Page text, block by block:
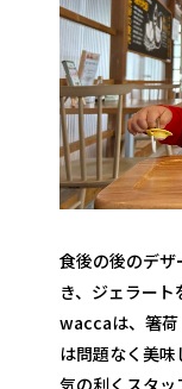
食後の後のデ
き、ジェラート
waccaは、箸荷
は問題なく美味
気の利くスタッ